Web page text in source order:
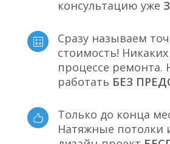
консультацию уже
Сразу называем
стоимость!
процессе ремонта.
работать БЕЗ
Только до конца
Натяжные потолки